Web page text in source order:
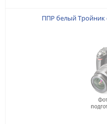
ППР белый Тройник